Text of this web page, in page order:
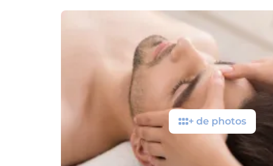
+ de photos